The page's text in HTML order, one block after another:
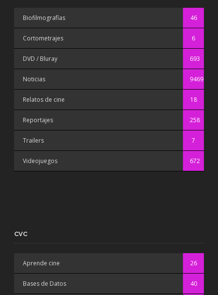
Biofilmografías 46
Cortometrajes 6
DVD / Bluray 693
Noticias 9469
Relatos de cine 18
Reportajes 258
Trailers 7
Videojuegos 672
CVC
Aprende cine 26
Bases de Datos 40